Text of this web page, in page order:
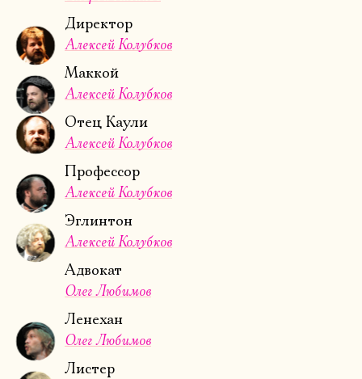
Директор
Алексей Колубков
Маккой
Алексей Колубков
Отец Каули
Алексей Колубков
Профессор
Алексей Колубков
Эглинтон
Алексей Колубков
Адвокат
Олег Любимов
Ленехан
Олег Любимов
Листер